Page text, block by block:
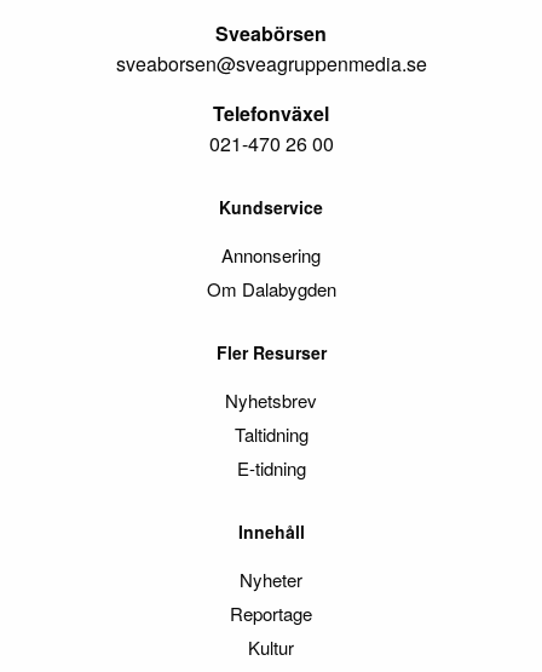
Sveabörsen
sveaborsen@sveagruppenmedia.se
Telefonväxel
021-470 26 00
Kundservice
Annonsering
Om Dalabygden
Fler Resurser
Nyhetsbrev
Taltidning
E-tidning
Innehåll
Nyheter
Reportage
Kultur